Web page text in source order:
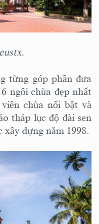
từng góp phần đưa
ngôi chùa đẹp nhất
chùa nổi bật và
tháp lục độ đài sen
xây dựng năm 1998.